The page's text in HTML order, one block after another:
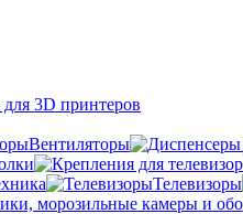
3D принтеров
Вентиляторы
Телевизоры
морозильные камеры и